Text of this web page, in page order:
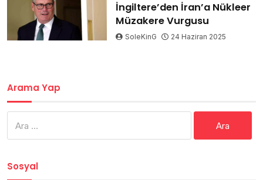
İngiltere’den İran’a Nükleer
Müzakere Vurgusu
SoleKinG 24 Haziran 2025
Arama Yap
Sosyal